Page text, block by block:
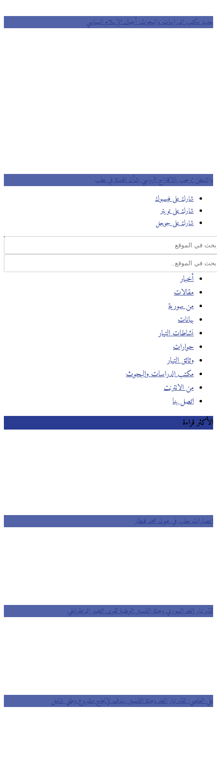
مكتب الدراسات والبحوث: أجيال الإسلام السياسي
ترحب بالاقتراح الروسي بشأن الهدنة في حلب
شارك على فيسبوك
شارك على تويتر
شارك على جوجل
أخبار
مقالات
من سورية
بيانات
نشاطات التيار
حوارات
وثائق التيار
مكتب الدراسات والبحوث
من الانترنت
اتصل بنا
قراءة
حلب في عيون محمد قنطار
تيار الغد السوري وهيئة التنسيق الوطنية لقوى التغيير الديمقراطي
العاصي: لقاء تيار الغد وهيئة التنسيق يهدف لإنجاح مشروع وطني شامل